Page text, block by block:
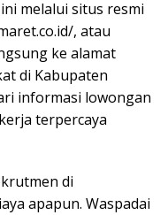
melalui situs resmi
, atau
ke alamat
di Kabupaten
informasi lowongan
terpercaya
di
apapun. Waspadai